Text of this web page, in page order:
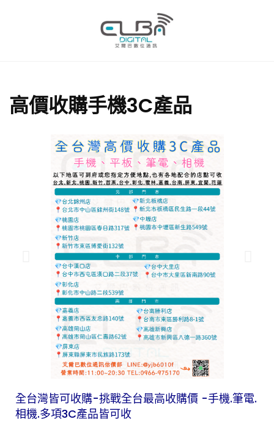
高價收購手機3C產品
全台灣皆可收購-挑戰全台最高收購價 -手機.筆電.
相機.多項3C產品皆可收